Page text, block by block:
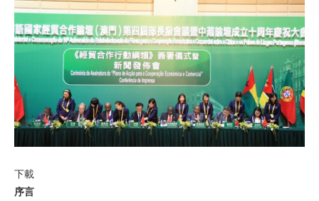
下載
序言